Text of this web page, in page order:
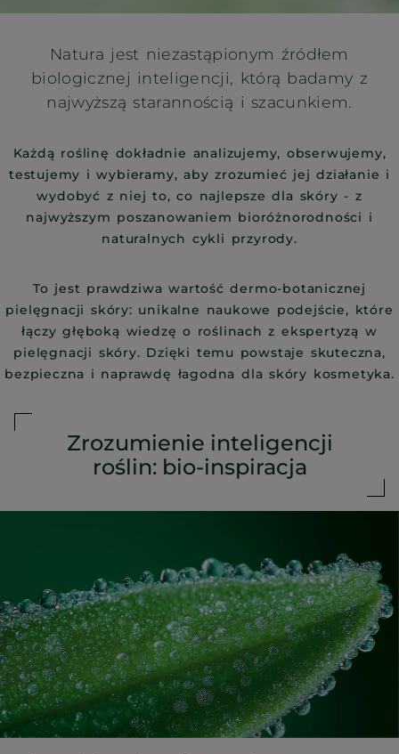
Natura jest niezastąpionym źródłem
biologicznej inteligencji, którą badamy z
najwyższą starannością i szacunkiem.
Każdą roślinę dokładnie analizujemy, obserwujemy,
testujemy i wybieramy, aby zrozumieć jej działanie i
wydobyć z niej to, co najlepsze dla skóry - z
najwyższym poszanowaniem bioróżnorodności i
naturalnych cykli przyrody.
To jest prawdziwa wartość dermo-botanicznej
pielęgnacji skóry: unikalne naukowe podejście, które
łączy głęboką wiedzę o roślinach z ekspertyzą w
pielęgnacji skóry. Dzięki temu powstaje skuteczna,
bezpieczna i naprawdę łagodna dla skóry kosmetyka.
Zrozumienie inteligencji
roślin: bio-inspiracja